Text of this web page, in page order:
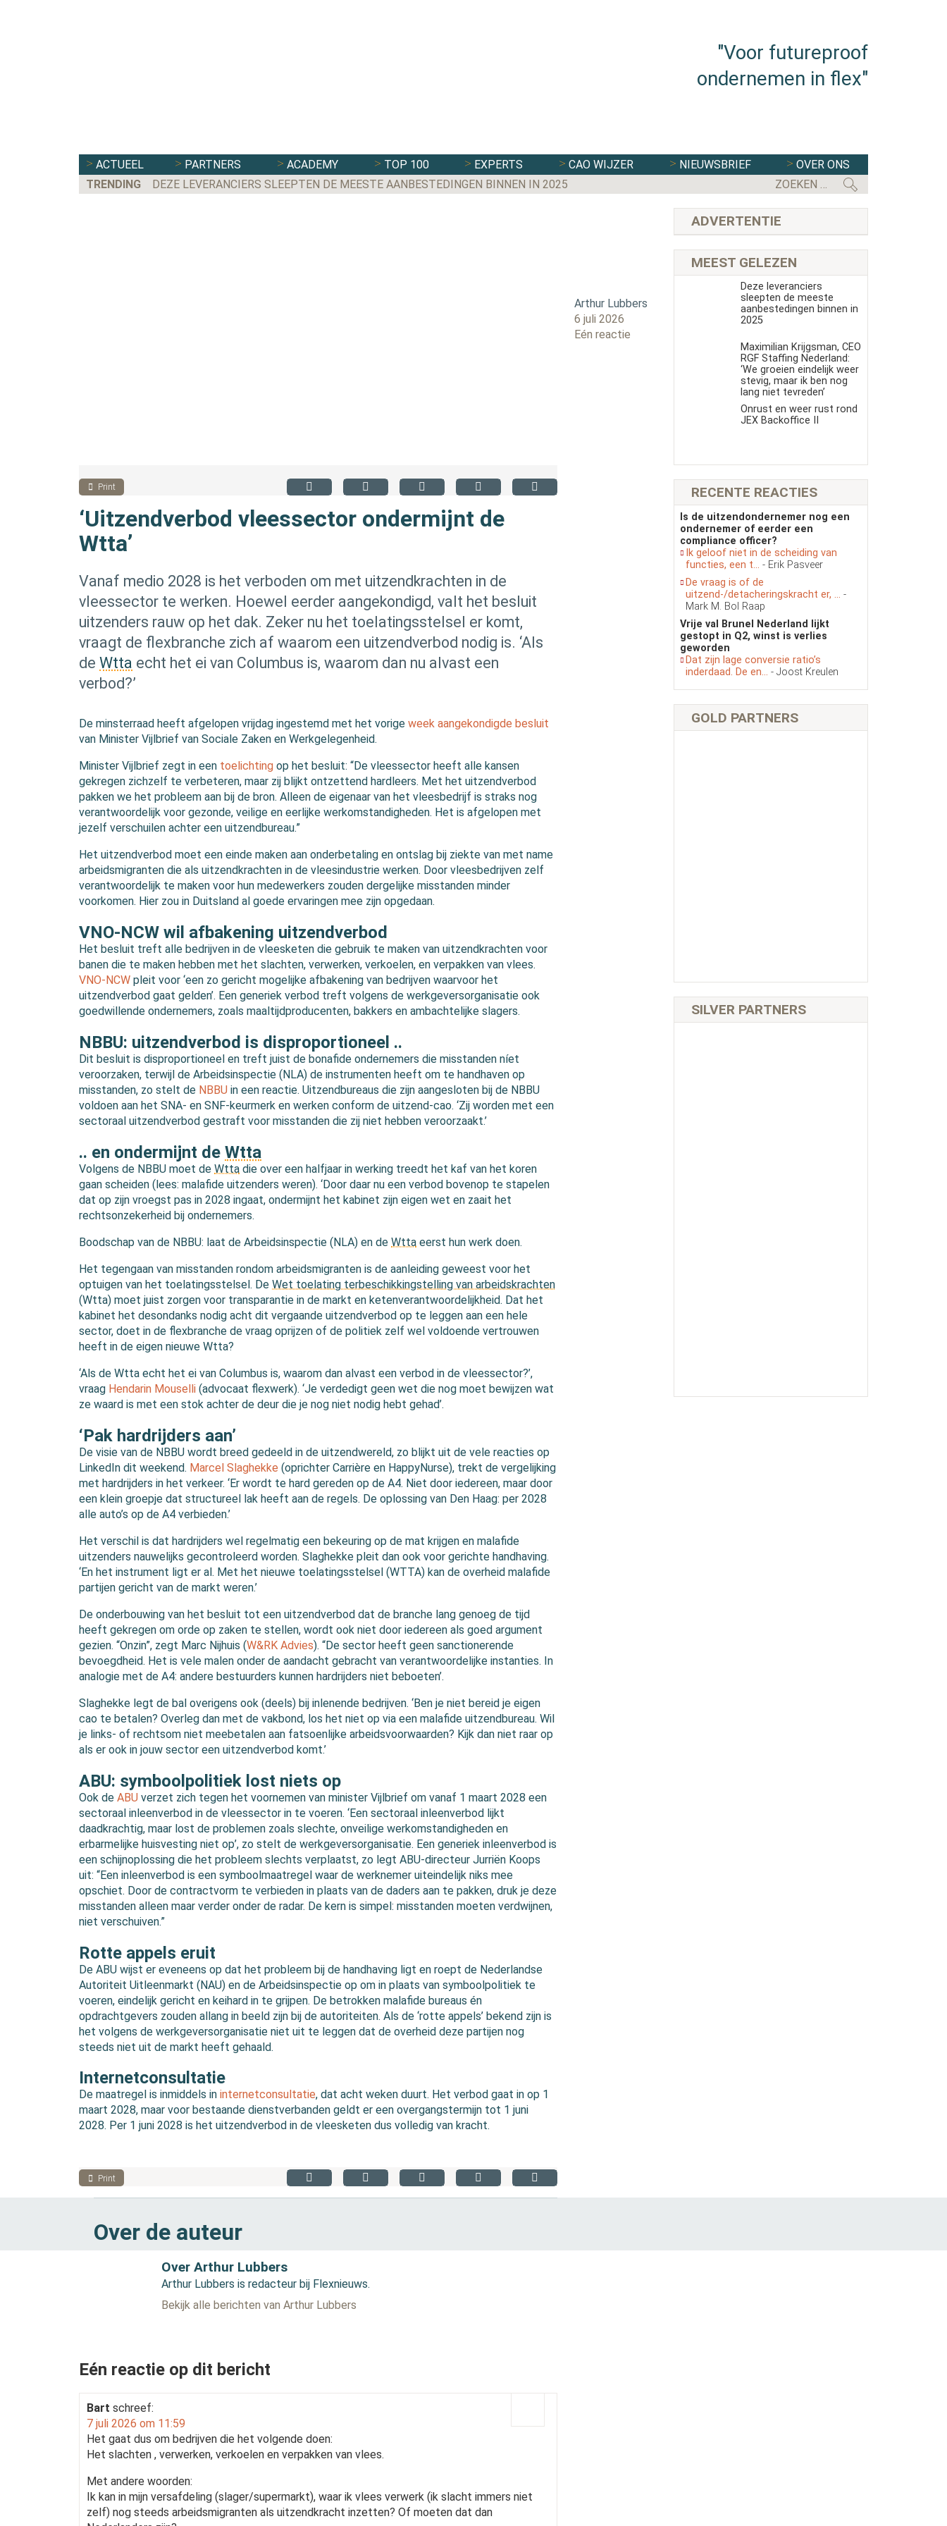
"Voor futureproof
ondernemen in flex"
ACTUEEL PARTNERS ACADEMY TOP 100 EXPERTS CAO WIJZER NIEUWSBRIEF
OVER ONS
TRENDING
DEZE LEVERANCIERS SLEEPTEN DE MEESTE AANBESTEDINGEN BINNEN IN 2025 FLEXBRANCHE WACHT
Arthur Lubbers
6 juli 2026
Eén reactie
Print
‘Uitzendverbod vleessector ondermijnt de
Wtta’
Vanaf medio 2028 is het verboden om met uitzendkrachten in de
vleessector te werken. Hoewel eerder aangekondigd, valt het besluit
uitzenders rauw op het dak. Zeker nu het toelatingsstelsel er komt,
vraagt de flexbranche zich af waarom een uitzendverbod nodig is. ‘Als
de Wtta echt het ei van Columbus is, waarom dan nu alvast een
verbod?’
De minsterraad heeft afgelopen vrijdag ingestemd met het vorige week aangekondigde besluit
van Minister Vijlbrief van Sociale Zaken en Werkgelegenheid.
Minister Vijlbrief zegt in een toelichting op het besluit: “De vleessector heeft alle kansen
gekregen zichzelf te verbeteren, maar zij blijkt ontzettend hardleers. Met het uitzendverbod
pakken we het probleem aan bij de bron. Alleen de eigenaar van het vleesbedrijf is straks nog
verantwoordelijk voor gezonde, veilige en eerlijke werkomstandigheden. Het is afgelopen met
jezelf verschuilen achter een uitzendbureau.”
Het uitzendverbod moet een einde maken aan onderbetaling en ontslag bij ziekte van met name
arbeidsmigranten die als uitzendkrachten in de vleesindustrie werken. Door vleesbedrijven zelf
verantwoordelijk te maken voor hun medewerkers zouden dergelijke misstanden minder
voorkomen. Hier zou in Duitsland al goede ervaringen mee zijn opgedaan.
VNO-NCW wil afbakening uitzendverbod
Het besluit treft alle bedrijven in de vleesketen die gebruik te maken van uitzendkrachten voor
banen die te maken hebben met het slachten, verwerken, verkoelen, en verpakken van vlees.
VNO-NCW pleit voor ‘een zo gericht mogelijke afbakening van bedrijven waarvoor het
uitzendverbod gaat gelden’. Een generiek verbod treft volgens de werkgeversorganisatie ook
goedwillende ondernemers, zoals maaltijdproducenten, bakkers en ambachtelijke slagers.
NBBU: uitzendverbod is disproportioneel ..
Dit besluit is disproportioneel en treft juist de bonafide ondernemers die misstanden níet
veroorzaken, terwijl de Arbeidsinspectie (NLA) de instrumenten heeft om te handhaven op
misstanden, zo stelt de NBBU in een reactie. Uitzendbureaus die zijn aangesloten bij de NBBU
voldoen aan het SNA- en SNF-keurmerk en werken conform de uitzend-cao. ‘Zij worden met een
sectoraal uitzendverbod gestraft voor misstanden die zij niet hebben veroorzaakt.’
.. en ondermijnt de Wtta
Volgens de NBBU moet de Wtta die over een halfjaar in werking treedt het kaf van het koren
gaan scheiden (lees: malafide uitzenders weren). ‘Door daar nu een verbod bovenop te stapelen
dat op zijn vroegst pas in 2028 ingaat, ondermijnt het kabinet zijn eigen wet en zaait het
rechtsonzekerheid bij ondernemers.
Boodschap van de NBBU: laat de Arbeidsinspectie (NLA) en de Wtta eerst hun werk doen.
Het tegengaan van misstanden rondom arbeidsmigranten is de aanleiding geweest voor het
optuigen van het toelatingsstelsel. De Wet toelating terbeschikkingstelling van arbeidskrachten
(Wtta) moet juist zorgen voor transparantie in de markt en ketenverantwoordelijkheid. Dat het
kabinet het desondanks nodig acht dit vergaande uitzendverbod op te leggen aan een hele
sector, doet in de flexbranche de vraag oprijzen of de politiek zelf wel voldoende vertrouwen
heeft in de eigen nieuwe Wtta?
‘Als de Wtta echt het ei van Columbus is, waarom dan alvast een verbod in de vleessector?’,
vraag Hendarin Mouselli (advocaat flexwerk). ‘Je verdedigt geen wet die nog moet bewijzen wat
ze waard is met een stok achter de deur die je nog niet nodig hebt gehad’.
‘Pak hardrijders aan’
De visie van de NBBU wordt breed gedeeld in de uitzendwereld, zo blijkt uit de vele reacties op
LinkedIn dit weekend. Marcel Slaghekke (oprichter Carrière en HappyNurse), trekt de vergelijking
met hardrijders in het verkeer. ‘Er wordt te hard gereden op de A4. Niet door iedereen, maar door
een klein groepje dat structureel lak heeft aan de regels. De oplossing van Den Haag: per 2028
alle auto’s op de A4 verbieden.’
Het verschil is dat hardrijders wel regelmatig een bekeuring op de mat krijgen en malafide
uitzenders nauwelijks gecontroleerd worden. Slaghekke pleit dan ook voor gerichte handhaving.
‘En het instrument ligt er al. Met het nieuwe toelatingsstelsel (WTTA) kan de overheid malafide
partijen gericht van de markt weren.’
De onderbouwing van het besluit tot een uitzendverbod dat de branche lang genoeg de tijd
heeft gekregen om orde op zaken te stellen, wordt ook niet door iedereen als goed argument
gezien. “Onzin”, zegt Marc Nijhuis (W&RK Advies). “De sector heeft geen sanctionerende
bevoegdheid. Het is vele malen onder de aandacht gebracht van verantwoordelijke instanties. In
analogie met de A4: andere bestuurders kunnen hardrijders niet beboeten’.
Slaghekke legt de bal overigens ook (deels) bij inlenende bedrijven. ‘Ben je niet bereid je eigen
cao te betalen? Overleg dan met de vakbond, los het niet op via een malafide uitzendbureau. Wil
je links- of rechtsom niet meebetalen aan fatsoenlijke arbeidsvoorwaarden? Kijk dan niet raar op
als er ook in jouw sector een uitzendverbod komt.’
ABU: symboolpolitiek lost niets op
Ook de ABU verzet zich tegen het voornemen van minister Vijlbrief om vanaf 1 maart 2028 een
sectoraal inleenverbod in de vleessector in te voeren. ‘Een sectoraal inleenverbod lijkt
daadkrachtig, maar lost de problemen zoals slechte, onveilige werkomstandigheden en
erbarmelijke huisvesting niet op’, zo stelt de werkgeversorganisatie. Een generiek inleenverbod is
een schijnoplossing die het probleem slechts verplaatst, zo legt ABU-directeur Jurriën Koops
uit: “Een inleenverbod is een symboolmaatregel waar de werknemer uiteindelijk niks mee
opschiet. Door de contractvorm te verbieden in plaats van de daders aan te pakken, druk je deze
misstanden alleen maar verder onder de radar. De kern is simpel: misstanden moeten verdwijnen,
niet verschuiven.”
Rotte appels eruit
De ABU wijst er eveneens op dat het probleem bij de handhaving ligt en roept de Nederlandse
Autoriteit Uitleenmarkt (NAU) en de Arbeidsinspectie op om in plaats van symboolpolitiek te
voeren, eindelijk gericht en keihard in te grijpen. De betrokken malafide bureaus én
opdrachtgevers zouden allang in beeld zijn bij de autoriteiten. Als de ‘rotte appels’ bekend zijn is
het volgens de werkgeversorganisatie niet uit te leggen dat de overheid deze partijen nog
steeds niet uit de markt heeft gehaald.
Internetconsultatie
De maatregel is inmiddels in internetconsultatie, dat acht weken duurt. Het verbod gaat in op 1
maart 2028, maar voor bestaande dienstverbanden geldt er een overgangstermijn tot 1 juni
2028. Per 1 juni 2028 is het uitzendverbod in de vleesketen dus volledig van kracht.
Print
Over de auteur
Over Arthur Lubbers
Arthur Lubbers is redacteur bij Flexnieuws.
Bekijk alle berichten van Arthur Lubbers
Eén reactie op dit bericht
Bart schreef:
7 juli 2026 om 11:59
Het gaat dus om bedrijven die het volgende doen:
Het slachten , verwerken, verkoelen en verpakken van vlees.
Met andere woorden:
Ik kan in mijn versafdeling (slager/supermarkt), waar ik vlees verwerk (ik slacht immers niet
zelf) nog steeds arbeidsmigranten als uitzendkracht inzetten? Of moeten dat dan
ADVERTENTIE
MEEST GELEZEN
Deze leveranciers
sleepten de meeste
aanbestedingen binnen in
2025
Maximilian Krijgsman, CEO
RGF Staffing Nederland:
‘We groeien eindelijk weer
stevig, maar ik ben nog
lang niet tevreden’
Onrust en weer rust rond
JEX Backoffice II
RECENTE REACTIES
Is de uitzendondernemer nog een
ondernemer of eerder een
compliance officer?
Ik geloof niet in de scheiding van
functies, een t... - Erik Pasveer
De vraag is of de
uitzend-/detacheringskracht er, ... -
Mark M. Bol Raap
Vrije val Brunel Nederland lijkt
gestopt in Q2, winst is verlies
geworden
Dat zijn lage conversie ratio’s
inderdaad. De en... - Joost Kreulen
GOLD PARTNERS
SILVER PARTNERS